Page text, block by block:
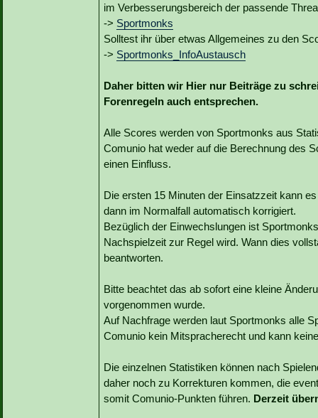
im Verbesserungsbereich der passende
-> Sportmonks
Solltest ihr über etwas Allgemeines zu den
-> Sportmonks_InfoAustausch
Daher bitten wir Hier nur Beiträge zu
Forenregeln auch entsprechen.
Alle Scores werden von Sportmonks aus
Comunio hat weder auf die Berechnung des
einen Einfluss.
Die ersten 15 Minuten der Einsatzzeit kann
dann im Normalfall automatisch korrigiert.
Bezüglich der Einwechslungen ist
Nachspielzeit zur Regel wird. Wann dies
beantworten.
Bitte beachtet das ab sofort eine kleine
vorgenommen wurde.
Auf Nachfrage werden laut Sportmonks alle
Comunio kein Mitspracherecht und kann
Die einzelnen Statistiken können nach
daher noch zu Korrekturen kommen, die
somit Comunio-Punkten führen. Derzeit